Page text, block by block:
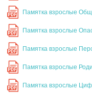
PDF Памятка взрослые
PDF Памятка взрослые
PDF Памятка взрослые
PDF Памятка взрослые
PDF Памятка взрослые